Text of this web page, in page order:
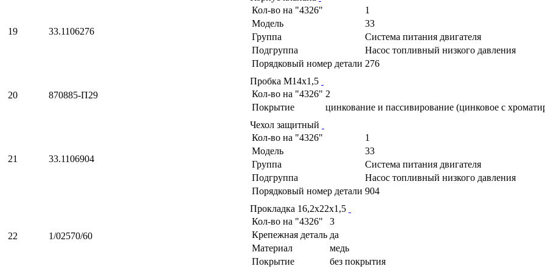
19 33.1106276
Кол-во на "4326"
1
Модель
33
Группа
Cистема питания двигателя
Подгруппа
Насос топливный низкого давления
Порядковый номер детали 276
20 870885-П29
Пробка М14х1,5
Кол-во на "4326" 2
Покрытие
цинкование и пассивирование (цинковое с
21 33.1106904
Чехол защитный
Кол-во на "4326"
1
Модель
33
Группа
Cистема питания двигателя
Подгруппа
Насос топливный низкого давления
Порядковый номер детали 904
22 1/02570/60
Прокладка 16,2х22х1,5
Кол-во на "4326"
3
Крепежная деталь да
Материал
медь
Покрытие
без покрытия